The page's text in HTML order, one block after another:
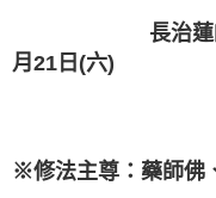
長治蓮師殿綠
月21日(六)
※修法主尊：藥師佛